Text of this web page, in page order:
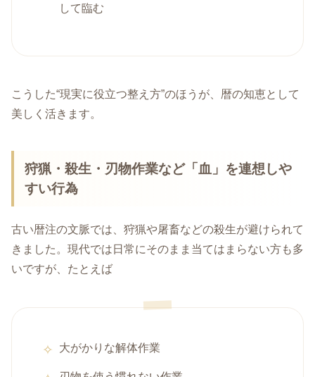
して臨む
こうした“現実に役立つ整え方”のほうが、暦の知恵として
美しく活きます。
狩猟・殺生・刃物作業など「血」を連想しや
すい行為
古い暦注の文脈では、狩猟や屠畜などの殺生が避けられて
きました。現代では日常にそのまま当てはまらない方も多
いですが、たとえば
大がかりな解体作業